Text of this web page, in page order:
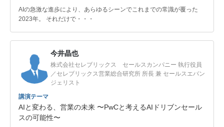
AIの急激な進歩により、あらゆるシーンでこれまでの常識が覆った
2023年。 それだけで・・・
今井晶也
株式会社セレブリックス セールスカンパニー 執行役員
／セレブリックス営業総合研究所 所長 兼 セールスエバン
ジェリスト
講演テーマ
AIと変わる、営業の未来 〜PwCと考えるAIドリブンセール
スの可能性〜